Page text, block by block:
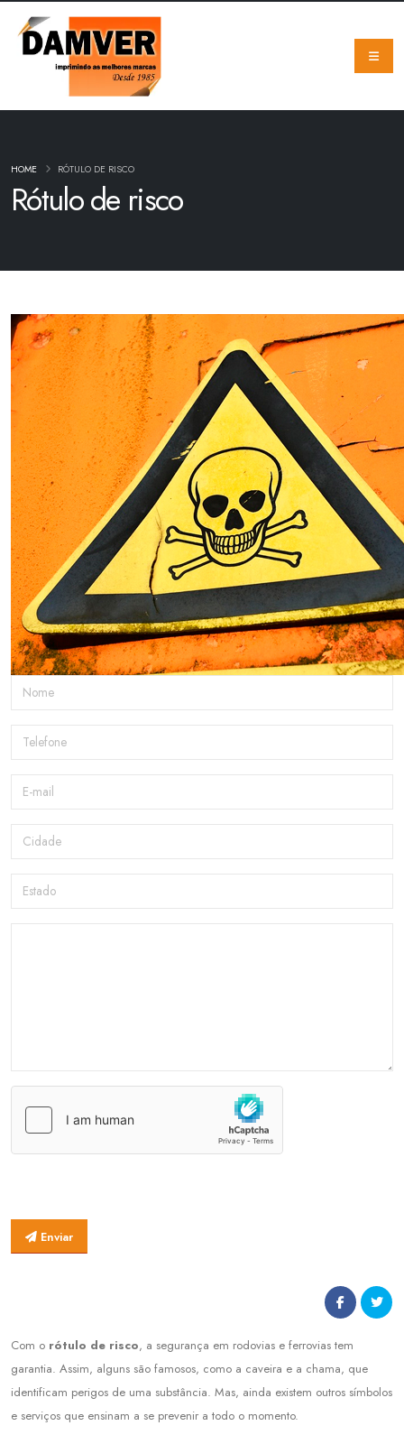
Rótulo de risco
HOME RÓTULO DE RISCO
Enviar
Com o rótulo de risco, a segurança em rodovias e ferrovias tem
garantia. Assim, alguns são famosos, como a caveira e a chama, que
identificam perigos de uma substância. Mas, ainda existem outros símbolos
e serviços que ensinam a se prevenir a todo o momento.